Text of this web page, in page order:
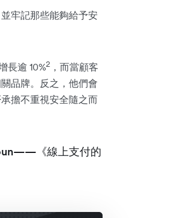
牢記那些能夠給予安
長逾 10%2 ，而當顧客
品牌。反之，他們會
擔不重視安全隨之而
《線上支付的